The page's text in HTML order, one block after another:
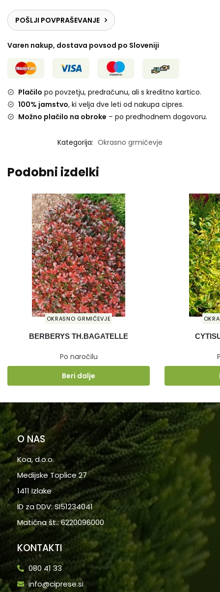
POŠLJI POVPRAŠEVANJE
Varen nakup, dostava povsod po Sloveniji
Plačilo po povzetju, predračunu, ali s kreditno kartico.
100% jamstvo, ki velja dve leti od nakupa cipres.
Možno plačilo na obroke – po predhodnem dogovoru.
Kategorija: Okrasno grmičevje
Podobni izdelki
OKRASNO GRMIČEVJE
BERBERYS TH.BAGATELLE
Po naročilu
Beri dalje
O NAS
Koa, d.o.o.
Medijske Toplice 27
1411 Izlake
ID za DDV: SI51234041
Matična št.: 6220096000
KONTAKTI
080 41 33
info@ciprese.si